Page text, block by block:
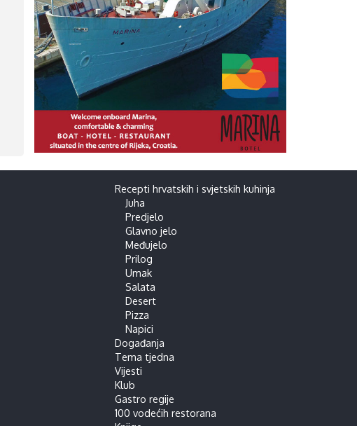
Recepti hrvatskih i svjetskih kuhinja
Juha
Predjelo
Glavno jelo
Međujelo
Prilog
Umak
Salata
Desert
Pizza
Napici
Događanja
Tema tjedna
Vijesti
Klub
Gastro regije
100 vodećih restorana